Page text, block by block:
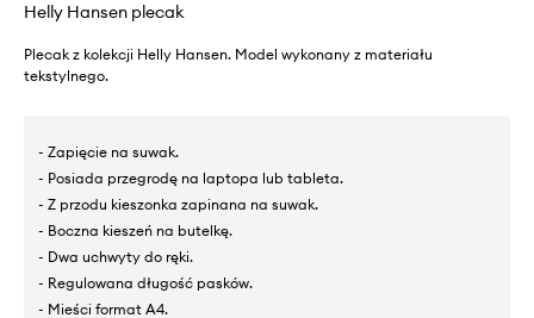
Helly Hansen plecak
Plecak z kolekcji Helly Hansen. Model wykonany z materiału
tekstylnego.
- Zapięcie na suwak.
- Posiada przegrodę na laptopa lub tableta.
- Z przodu kieszonka zapinana na suwak.
- Boczna kieszeń na butelkę.
- Dwa uchwyty do ręki.
- Regulowana długość pasków.
- Mieści format A4.